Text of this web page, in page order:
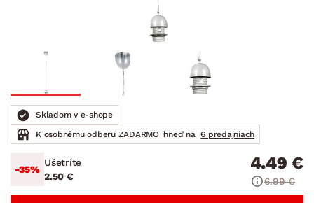
Skladom v e-shope
K osobnému odberu ZADARMO ihneď na 6 predajniach
-35%
Ušetríte
2.50 €
4.49 €
6.99 €